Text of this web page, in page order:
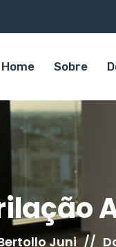
Home Sobre
Juni //